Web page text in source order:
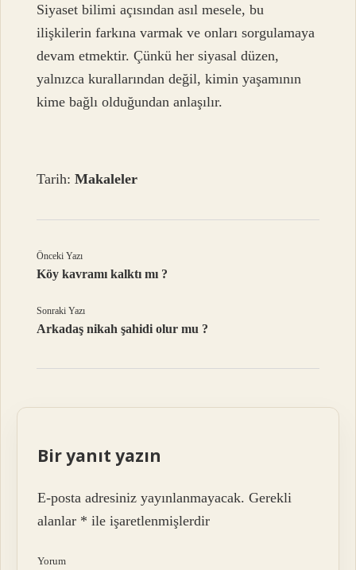
Siyaset bilimi açısından asıl mesele, bu
ilişkilerin farkına varmak ve onları sorgulamaya
devam etmektir. Çünkü her siyasal düzen,
yalnızca kurallarından değil, kimin yaşamının
kime bağlı olduğundan anlaşılır.
Tarih:Makaleler
Önceki Yazı
Köy kavramı kalktı mı ?
Sonraki Yazı
Arkadaş nikah şahidi olur mu ?
Bir yanıt yazın
E-posta adresiniz yayınlanmayacak. Gerekli
alanlar * ile işaretlenmişlerdir
Yorum